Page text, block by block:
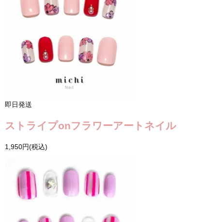
即日発送
ストライプonフラワーアートネイル
1,950円(税込)